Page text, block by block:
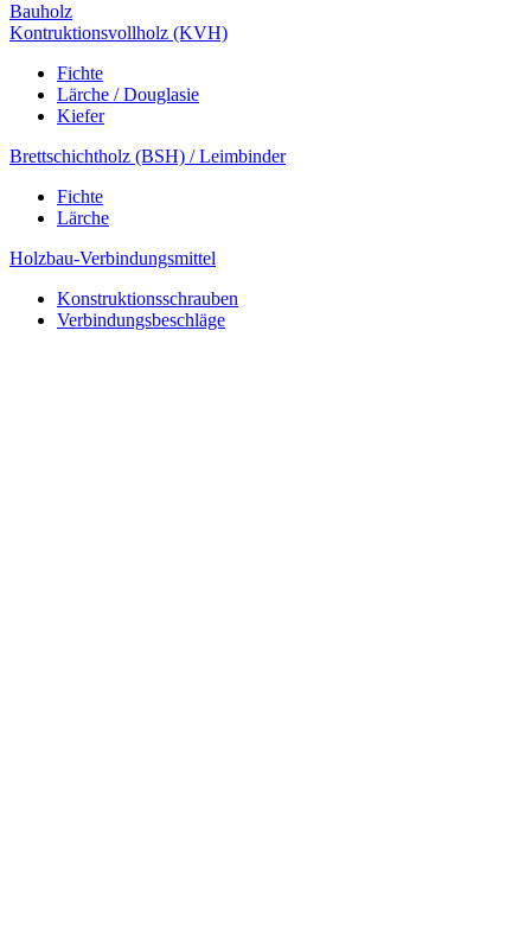
Bauholz
Kontruktionsvollholz (KVH)
Fichte
Lärche / Douglasie
Kiefer
Brettschichtholz (BSH) / Leimbinder
Fichte
Lärche
Holzbau-Verbindungsmittel
Konstruktionsschrauben
Verbindungsbeschläge